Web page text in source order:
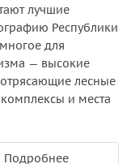
лучшие
Республики
для
— высокие
лесные
и места
Подробнее